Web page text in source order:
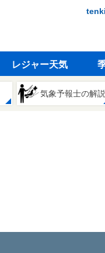
レジャー天気
気象予報士の解説